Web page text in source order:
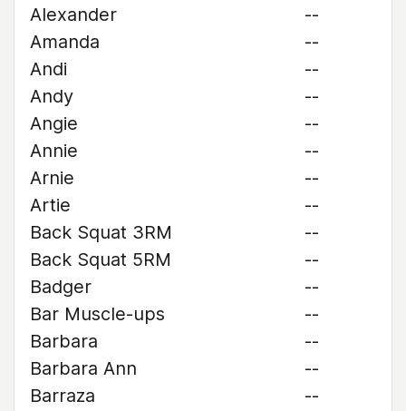
Alexander
--
Amanda
--
Andi
--
Andy
--
Angie
--
Annie
--
Arnie
--
Artie
--
Back Squat 3RM
--
Back Squat 5RM
--
Badger
--
Bar Muscle-ups
--
Barbara
--
Barbara Ann
--
Barraza
--